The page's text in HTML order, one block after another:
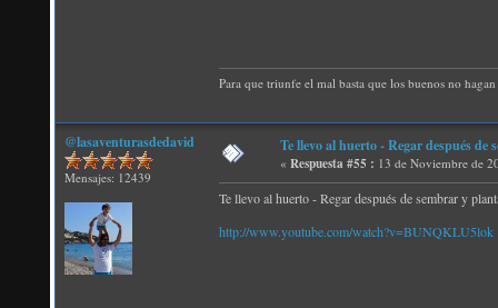
Para que triunfe el mal basta que los buenos no
@lasaventurasdedavid
Mensajes: 12439
Te llevo al huerto - Regar después de
« Respuesta #55 : 13 de Noviembre de
Te llevo al huerto - Regar después de sembrar y
http://www.youtube.com/watch?v=BUNQKLU5lok